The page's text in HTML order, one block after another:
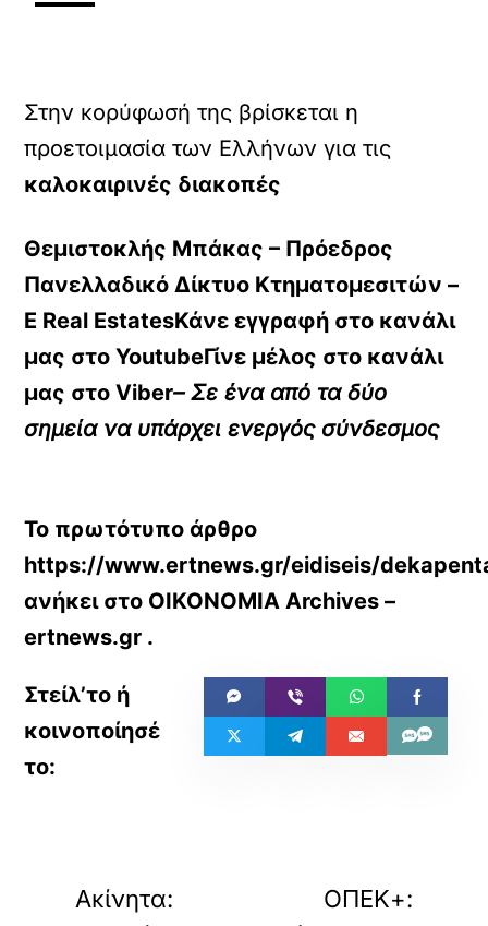
Στην κορύφωσή της βρίσκεται η
προετοιμασία των Ελλήνων για τις
καλοκαιρινές διακοπές
Θεμιστοκλής Μπάκας – Πρόεδρος
Πανελλαδικό Δίκτυο Κτηματομεσιτών –
E Real EstatesΚάνε εγγραφή στο κανάλι
μας στοYoutubeΓίνε μέλος στο κανάλι
μας στοViber– Σε ένα από τα δύο
σημεία να υπάρχει ενεργός σύνδεσμος
Το πρωτότυπο άρθρο
https://www.ertnews.gr/eidiseis/
ανήκει στο ΟΙΚΟΝΟΜΙΑ Archives –
ertnews.gr .
Ακίνητα:
ΟΠΕΚ+: